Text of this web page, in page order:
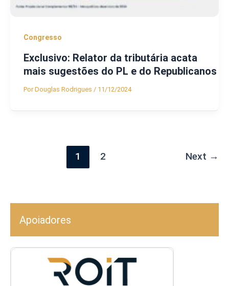
Congresso
Exclusivo: Relator da tributária acata
mais sugestões do PL e do Republicanos
PorDouglas Rodrigues / 11/12/2024
1 2 Next →
Apoiadores